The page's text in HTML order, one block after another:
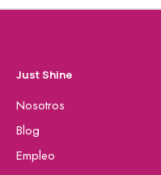
Just Shine
Nosotros
Blog
Empleo